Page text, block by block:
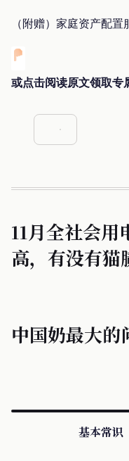
（附赠）家庭资产配置
或点击阅读原文领取专
11月全社会用
高，有没有猫
中国奶最大的
基本常识